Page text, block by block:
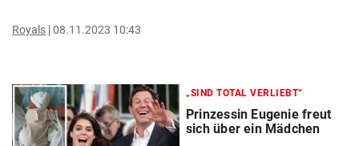
Royals 08.11.2023 10:43
„SIND TOTAL VERLIEBT“
Prinzessin Eugenie freut
sich über ein Mädchen